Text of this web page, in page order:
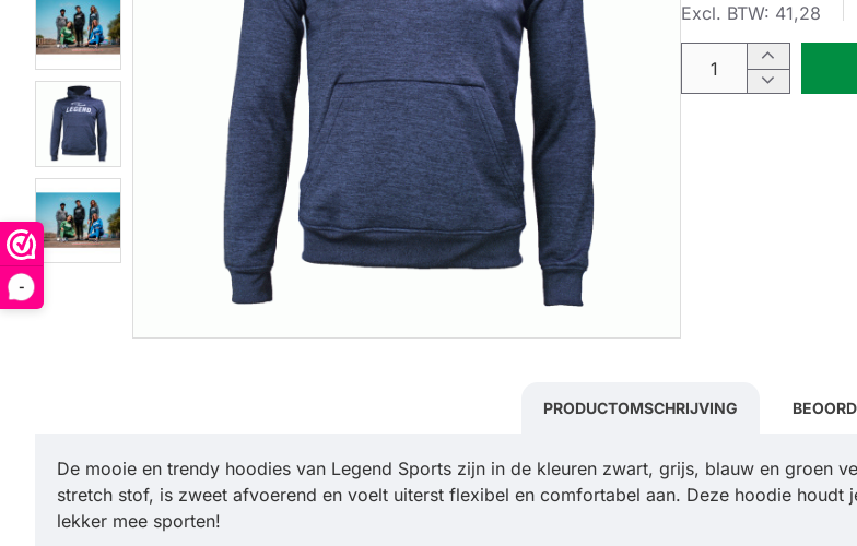
-
Excl. BTW: 41,28
PRODUCTOMSCHRIJVING
De mooie en trendy hoodies van Legend Sports zijn in de kleuren zwart, grijs, blauw en groen
stretch stof, is zweet afvoerend en voelt uiterst flexibel en comfortabel aan. Deze hoodie
lekker mee sporten!